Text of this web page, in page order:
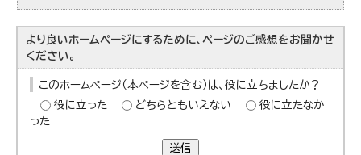
より良いホームページにするために、ページのご感想をお聞かせ
ください。
このホームページ（本ページを含む）は、役に立ちましたか？
役に立った
どちらともいえない
役に立たなか
った
送信